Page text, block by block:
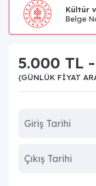
Kültür
Belge
5.000 TL
(GÜNLÜK FIYAT